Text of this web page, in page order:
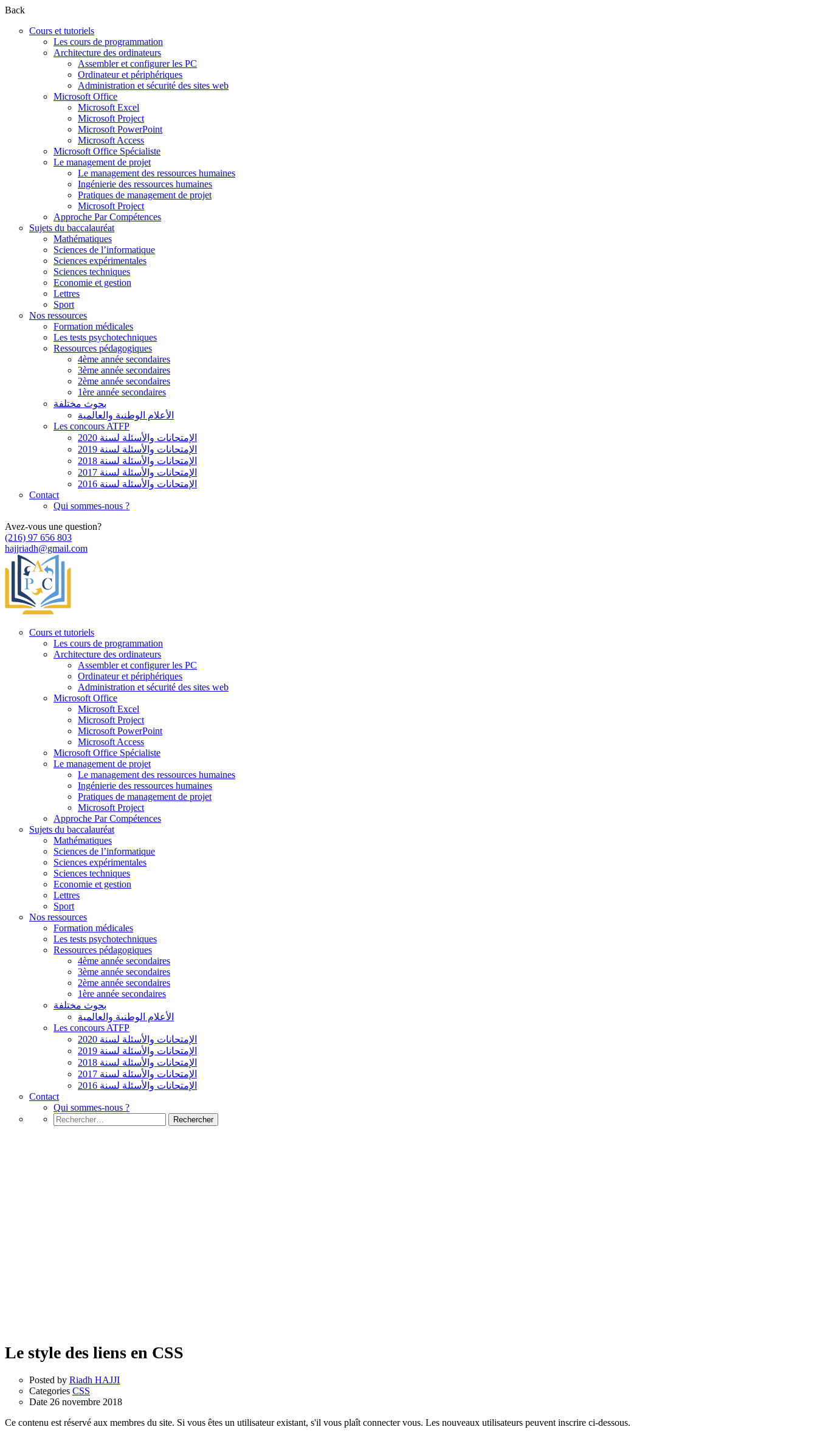
Back
Cours et tutoriels
Les cours de programmation
Architecture des ordinateurs
Assembler et configurer les PC
Ordinateur et périphériques
Administration et sécurité des sites web
Microsoft Office
Microsoft Excel
Microsoft Project
Microsoft PowerPoint
Microsoft Access
Microsoft Office Spécialiste
Le management de projet
Le management des ressources humaines
Ingénierie des ressources humaines
Pratiques de management de projet
Microsoft Project
Approche Par Compétences
Sujets du baccalauréat
Mathématiques
Sciences de l’informatique
Sciences expérimentales
Sciences techniques
Economie et gestion
Lettres
Sport
Nos ressources
Formation médicales
Les tests psychotechniques
Ressources pédagogiques
4ème année secondaires
3ème année secondaires
2ème année secondaires
1ère année secondaires
بحوث مختلفة
الأعلام الوطنية والعالمية
Les concours ATFP
الإمتحانات والأسئلة لسنة 2020
الإمتحانات والأسئلة لسنة 2019
الإمتحانات والأسئلة لسنة 2018
الإمتحانات والأسئلة لسنة 2017
الإمتحانات والأسئلة لسنة 2016
Contact
Qui sommes-nous ?
Avez-vous une question?
(216) 97 656 803
hajjriadh@gmail.com
Cours et tutoriels
Les cours de programmation
Architecture des ordinateurs
Assembler et configurer les PC
Ordinateur et périphériques
Administration et sécurité des sites web
Microsoft Office
Microsoft Excel
Microsoft Project
Microsoft PowerPoint
Microsoft Access
Microsoft Office Spécialiste
Le management de projet
Le management des ressources humaines
Ingénierie des ressources humaines
Pratiques de management de projet
Microsoft Project
Approche Par Compétences
Sujets du baccalauréat
Mathématiques
Sciences de l’informatique
Sciences expérimentales
Sciences techniques
Economie et gestion
Lettres
Sport
Nos ressources
Formation médicales
Les tests psychotechniques
Ressources pédagogiques
4ème année secondaires
3ème année secondaires
2ème année secondaires
1ère année secondaires
بحوث مختلفة
الأعلام الوطنية والعالمية
Les concours ATFP
الإمتحانات والأسئلة لسنة 2020
الإمتحانات والأسئلة لسنة 2019
الإمتحانات والأسئلة لسنة 2018
الإمتحانات والأسئلة لسنة 2017
الإمتحانات والأسئلة لسنة 2016
Contact
Qui sommes-nous ?
Rechercher :
Le style des liens en CSS
Posted by Riadh HAJJI
Categories CSS
Date 26 novembre 2018
Ce contenu est réservé aux membres du site. Si vous êtes un utilisateur existant, s'il vous plaît connecter vous. Les nouveaux utilisateurs peuvent inscrire ci-dessous.